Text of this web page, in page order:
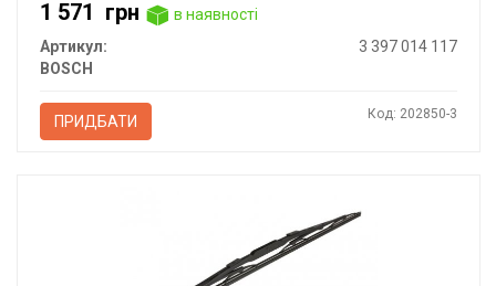
1 571 грн
в наявності
Артикул:
3 397 014 117
BOSCH
ПРИДБАТИ Код: 202850-3